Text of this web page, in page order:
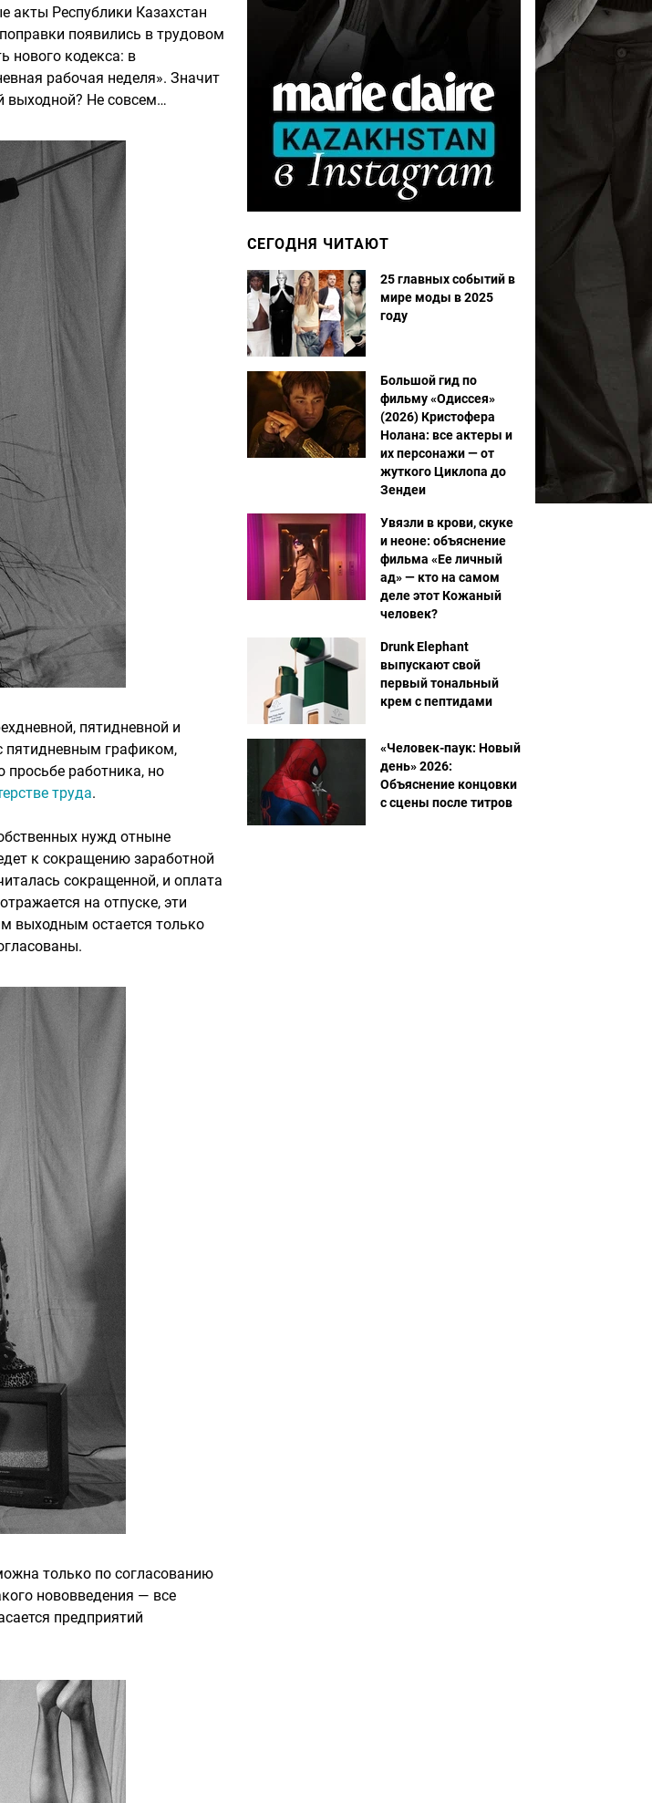
акты Республики Казахстан
появились в трудовом
нового кодекса: в
рабочая неделя». Значит
выходной? Не совсем…
пятидневной и
пятидневным графиком,
работника, но
труда.
нужд отныне
к сокращению заработной
сокращенной, и оплата
на отпуске, эти
выходным остается только
только по согласованию
нововведения — все
предприятий
СЕГОДНЯ ЧИТАЮТ
25 главных событий в
мире моды в 2025
году
Большой гид по
фильму «Одиссея»
(2026) Кристофера
Нолана: все актеры и
их персонажи — от
жуткого Циклопа до
Зендеи
Увязли в крови, скуке
и неоне: объяснение
фильма «Ее личный
ад» — кто на самом
деле этот Кожаный
человек?
Drunk Elephant
выпускают свой
первый тональный
крем с пептидами
«Человек-паук: Новый
день» 2026:
Объяснение концовки
с сцены после титров